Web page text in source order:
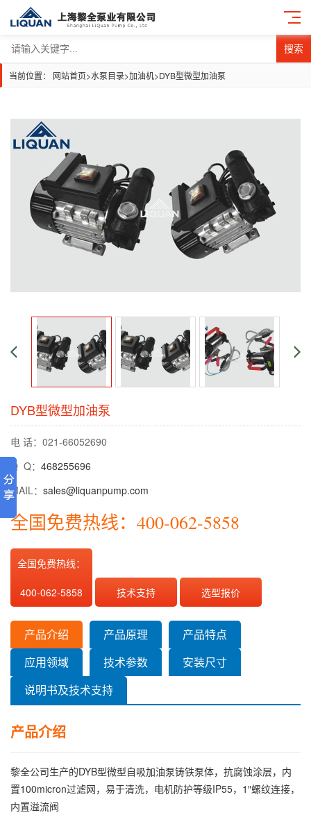
搜索
当前位置： 网站首页>水泵目录>加油机>DYB型微型加油泵
DYB型微型加油泵
电 话：021-66052690
Q Q： 468255696
MAIL： sales@liquanpump.com
全国免费热线：400-062-5858
全国免费热线：
400-062-5858 技术支持 选型报价
产品介绍 产品原理
产品特点
应用领域
技术参数
安装尺寸
说明书及技术支持
产品介绍
黎全公司生产的DYB型微型自吸加油泵铸铁泵体，抗腐蚀涂层，内
置100micron过滤网，易于清洗，电机防护等级IP55，1″螺纹连接，
内置溢流阀